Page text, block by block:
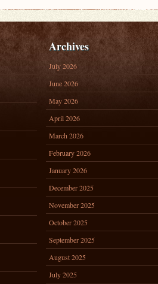
Archives
July 2026
June 2026
May 2026
April 2026
March 2026
February 2026
January 2026
December 2025
November 2025
October 2025
September 2025
August 2025
July 2025